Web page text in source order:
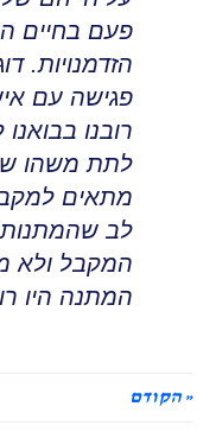
פעם בחיים
הזדמנויות.
פגישה עם
רובנו
לתת משהו
מתאים
לב שהמתנות
המקבל ולא
המתנה היו
« הקודם